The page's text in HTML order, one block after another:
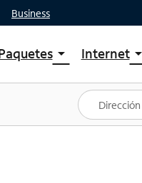
Business
arrow_drop_down
Ver paquetes
Spectrum One
Mejores ofertas
Internetarrow_drop_down
Planes